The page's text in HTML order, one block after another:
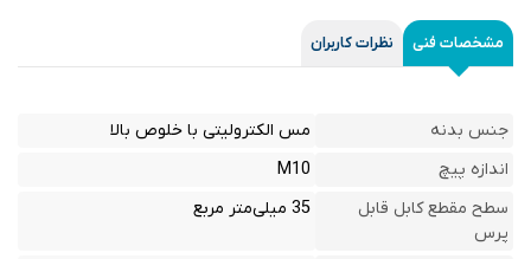
مشخصات فنی نظرات کاربران
جنس بدنه
مس الکترولیتی با خلوص بالا
اندازه پیچ
M10
سطح مقطع کابل قابل
پرس
35 میلی‌متر مربع